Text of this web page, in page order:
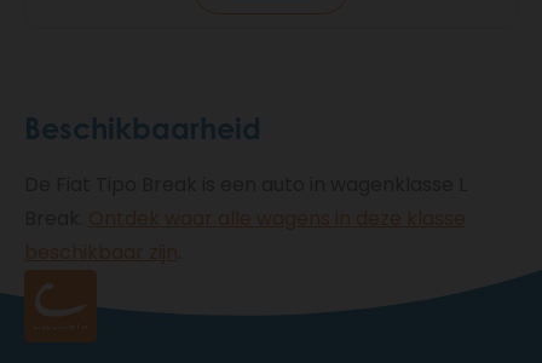
Beschikbaarheid
Ontdek waar alle wagens in deze klasse
beschikbaar zijn